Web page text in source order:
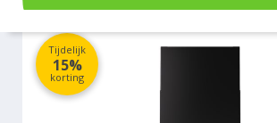
Tijdelijk
15%
korting